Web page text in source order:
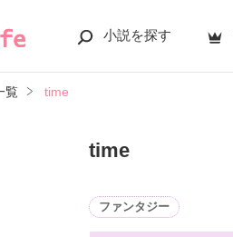
小説を探す
覧 time
time
ファンタジー